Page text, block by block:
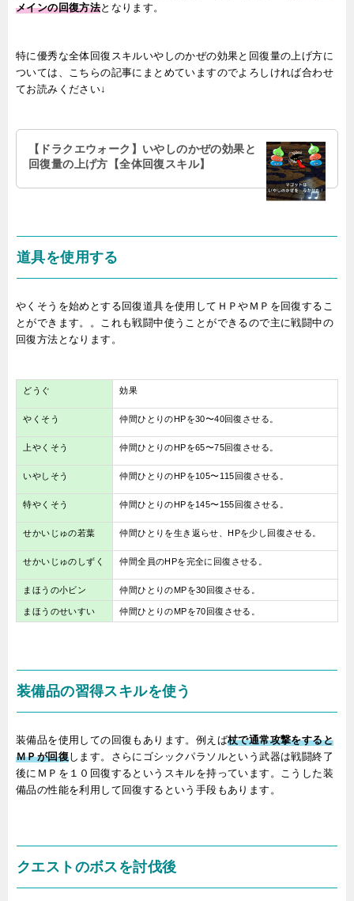
メインの回復方法となります。
特に優秀な全体回復スキルいやしのかぜの効果と回復量の上げ方に
ついては、こちらの記事にまとめていますのでよろしければ合わせ
てお読みください↓
【ドラクエウォーク】いやしのかぜの効果と
回復量の上げ方【全体回復スキル】
道具を使用する
やくそうを始めとする回復道具を使用してＨＰやＭＰを回復するこ
とができます。。これも戦闘中使うことができるので主に戦闘中の
回復方法となります。
どうぐ 効果
やくそう 仲間ひとりのHPを30〜40回復させる。
上やくそう 仲間ひとりのHPを65〜75回復させる。
いやしそう 仲間ひとりのHPを105〜115回復させる。
特やくそう 仲間ひとりのHPを145〜155回復させる。
せかいじゅの若葉 仲間ひとりを生き返らせ、HPを少し回復させる。
せかいじゅのしずく 仲間全員のHPを完全に回復させる。
まほうの小ビン 仲間ひとりのMPを30回復させる。
まほうのせいすい 仲間ひとりのMPを70回復させる。
装備品の習得スキルを使う
装備品を使用しての回復もあります。例えば杖で通常攻撃をすると
ＭＰが回復します。さらにゴシックパラソルという武器は戦闘終了
後にＭＰを１０回復するというスキルを持っています。こうした装
備品の性能を利用して回復するという手段もあります。
クエストのボスを討伐後